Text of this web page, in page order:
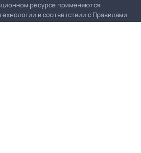
ресурсе применяются
в соответствии с Правилами